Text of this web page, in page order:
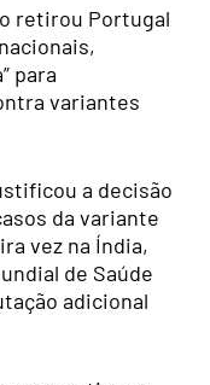
retirou Portugal
para
variantes
a decisão
da variante
vez na Índia,
de Saúde
adicional